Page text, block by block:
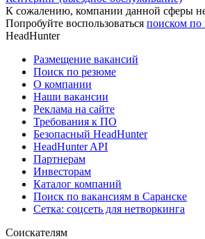
К сожалению, компании данной сферы
Попробуйте воспользоваться поиском по
HeadHunter
Размещение вакансий
Поиск по резюме
О компании
Наши вакансии
Реклама на сайте
Требования к ПО
Безопасный HeadHunter
HeadHunter API
Партнерам
Инвесторам
Каталог компаний
Поиск по вакансиям в Саранске
Сетка: соцсеть для нетворкинга
Соискателям